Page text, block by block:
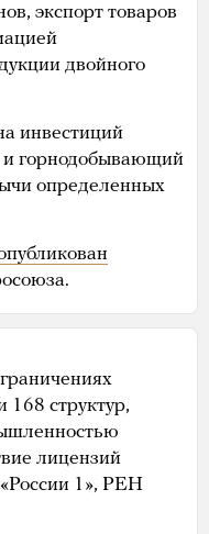
экспорт товаров
двойного
инвестиций
и горнодобывающий
определенных
структур,
лицензий
1», РЕН